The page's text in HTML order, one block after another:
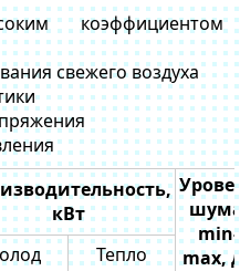
коэффициентом
свежего воздуха
кВт
min-
max,
Тепло